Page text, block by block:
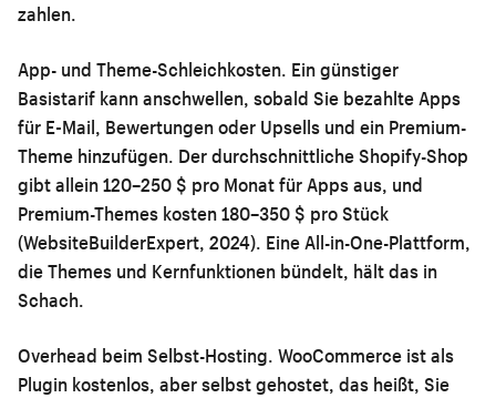
zahlen.
App- und Theme-Schleichkosten. Ein günstiger
Basistarif kann anschwellen, sobald Sie bezahlte Apps
für E-Mail, Bewertungen oder Upsells und ein Premium-
Theme hinzufügen. Der durchschnittliche Shopify-Shop
gibt allein 120–250 $ pro Monat für Apps aus, und
Premium-Themes kosten 180–350 $ pro Stück
(WebsiteBuilderExpert, 2024). Eine All-in-One-Plattform,
die Themes und Kernfunktionen bündelt, hält das in
Schach.
Overhead beim Selbst-Hosting. WooCommerce ist als
Plugin kostenlos, aber selbst gehostet, das heißt, Sie